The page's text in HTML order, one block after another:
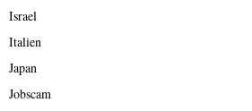
Israel
Italien
Japan
Jobscam